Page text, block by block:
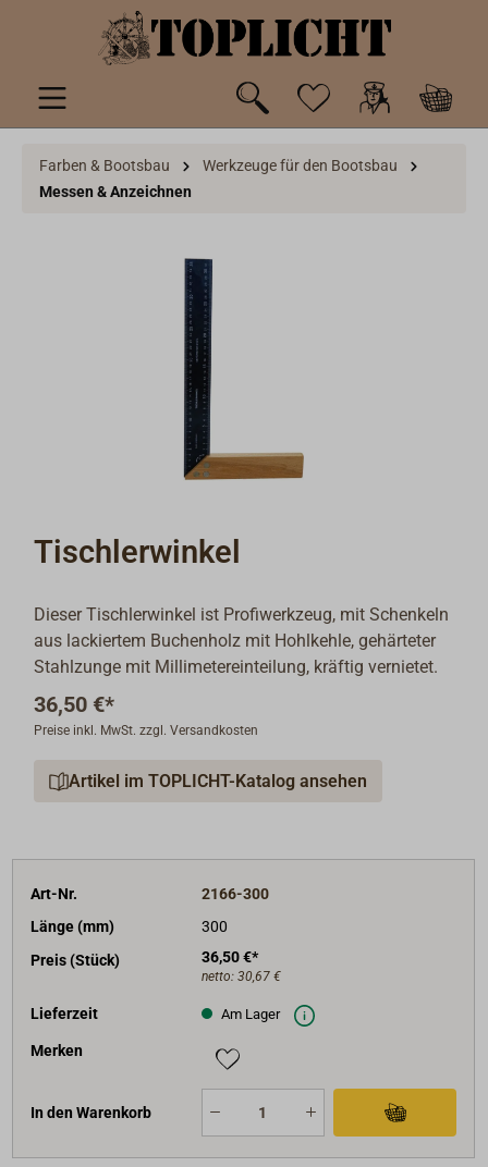
springen
Farben & Bootsbau
Werkzeuge für den Bootsbau
Messen & Anzeichnen
Tischlerwinkel
Dieser Tischlerwinkel ist Profiwerkzeug, mit Schenkeln
aus lackiertem Buchenholz mit Hohlkehle, gehärteter
Stahlzunge mit Millimetereinteilung, kräftig vernietet.
36,50 €*
Preise inkl. MwSt. zzgl. Versandkosten
Artikel im TOPLICHT-Katalog ansehen
Art-Nr.
2166-300
Länge (mm)
300
Preis (Stück)
36,50 €*
netto: 30,67 €
Lieferzeit Am Lager
Merken
In den Warenkorb